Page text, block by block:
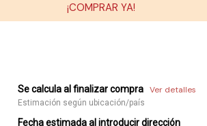
¡COMPRAR YA!
Se calcula al finalizar compra Ver detalles
Estimación según ubicación/país
Fecha estimada al introducir dirección